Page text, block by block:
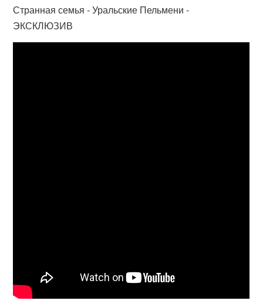
Странная семья - Уральские Пельмени -
ЭКСКЛЮЗИВ